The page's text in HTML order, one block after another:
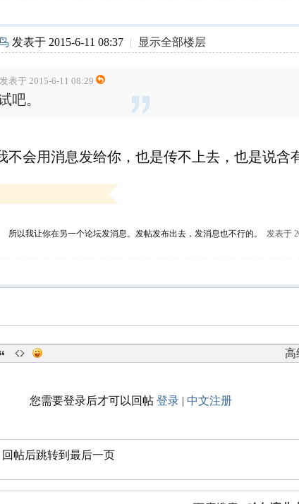
发表于 2015-6-11 08:37 | 显示全部楼层
表于 2015-6-11 08:29
吧。
不会用消息发给你，也是传不上去，也是说含
所以我让你在另一个论坛发消息。发帖发布出去，发消息也不行的。 发表于
高
您需要登录后才可以回帖 登录 | 中文注册
回帖后跳转到最后一页